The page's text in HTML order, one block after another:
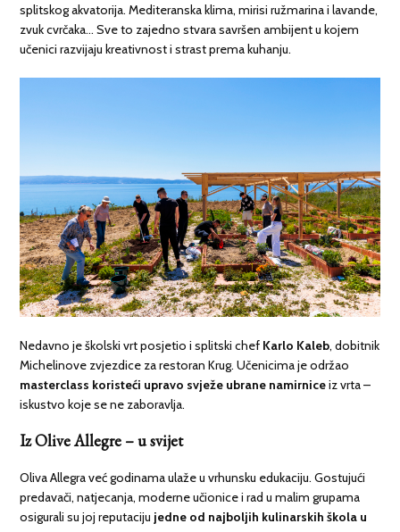
splitskog akvatorija. Mediteranska klima, mirisi ružmarina i lavande,
zvuk cvrčaka… Sve to zajedno stvara savršen ambijent u kojem
učenici razvijaju kreativnost i strast prema kuhanju.
Nedavno je školski vrt posjetio i splitski chef Karlo Kaleb, dobitnik
Michelinove zvjezdice za restoran Krug. Učenicima je održao
masterclass koristeći upravo svježe ubrane namirniceiz vrta –
iskustvo koje se ne zaboravlja.
Iz Olive Allegre – u svijet
Oliva Allegra već godinama ulaže u vrhunsku edukaciju. Gostujući
predavači, natjecanja, moderne učionice i rad u malim grupama
osigurali su joj reputaciju jedne od najboljih kulinarskih škola u